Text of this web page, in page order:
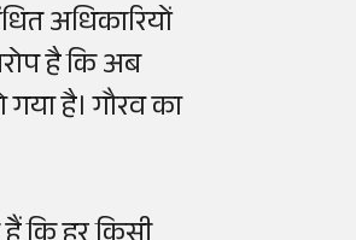
अधिकारियों
है कि अब
है। गौरव का